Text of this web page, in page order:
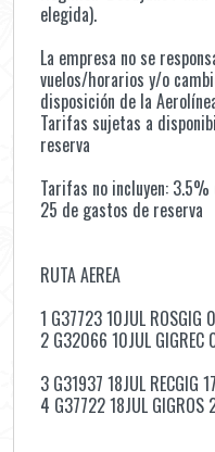
elegida).
La empresa no se
vuelos/horarios y/o
disposición de la
Tarifas sujetas a
reserva
Tarifas no incluyen:
25 de gastos de reserva
RUTA AEREA
1 G37723 10JUL
2 G32066 10JUL
3 G31937 18JUL RECGIG
4 G37722 18JUL